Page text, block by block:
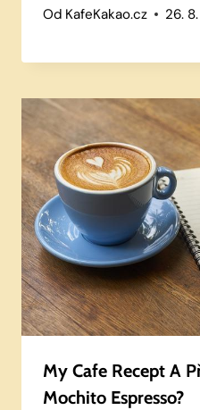
Od KafeKakao.cz 26.
My Cafe Recept A
Mochito Espresso?